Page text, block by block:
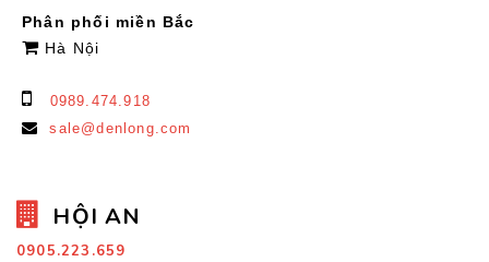
Phân phối miền Bắc
Hà Nội
0989.474.918
sale@denlong.com
HỘI AN
0905.223.659